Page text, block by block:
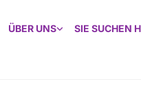
ÜBER UNS SIE SUCHEN